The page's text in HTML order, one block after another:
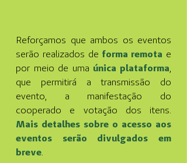
Reforçamos que ambos os eventos
serão realizados de forma remota e
por meio de uma única plataforma,
que permitirá a transmissão do
evento, a manifestação do
cooperado e votação dos itens.
Mais detalhes sobre o acesso aos
eventos serão divulgados em
breve.